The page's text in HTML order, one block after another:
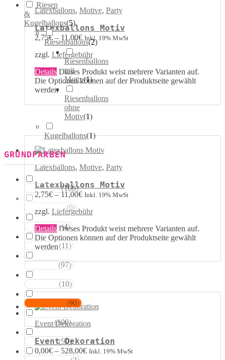
Latexballons, Motive, Party
Latexballons Motiv
2,75€– 11,00€ Inkl. 19% MwSt
zzgl. Liefergebühr
Details Dieses Produkt weist mehrere Varianten auf.
Die Optionen können auf der Produktseite gewählt
werden
Latexballons, Motive, Party
Latexballons Motiv
2,75€–11,00€ Inkl. 19% MwSt
zzgl. Liefergebühr
Details Dieses Produkt weist mehrere Varianten auf.
Die Optionen können auf der Produktseite gewählt
werden
Event Dekoration
Event Dekoration
0,00€– 528,00€ Inkl. 19% MwSt
Riesen
&
Kugelballons(5)
Riesenballons(2)
Riesenballons
mit
Motiv(1)
Riesenballons
ohne
Motiv(1)
Kugelballons(1)
GRUNDFARBEN
Weisstöne (100)
Transparent (0)
Silbertöne (4)
Grautöne (11)
(97)
(10)
(90)
Rottöne (100)
Rosatöne (90)